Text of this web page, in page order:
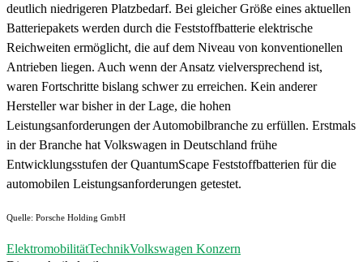
deutlich niedrigeren Platzbedarf. Bei gleicher Größe eines aktuellen
Batteriepakets werden durch die Feststoffbatterie elektrische
Reichweiten ermöglicht, die auf dem Niveau von konventionellen
Antrieben liegen. Auch wenn der Ansatz vielversprechend ist,
waren Fortschritte bislang schwer zu erreichen. Kein anderer
Hersteller war bisher in der Lage, die hohen
Leistungsanforderungen der Automobilbranche zu erfüllen. Erstmals
in der Branche hat Volkswagen in Deutschland frühe
Entwicklungsstufen der QuantumScape Feststoffbatterien für die
automobilen Leistungsanforderungen getestet.
Quelle: Porsche Holding GmbH
ElektromobilitätTechnikVolkswagen Konzern